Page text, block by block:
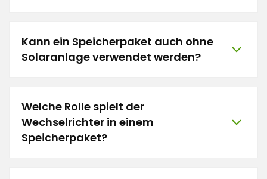
Kann ein Speicherpaket auch ohne
Solaranlage verwendet werden?
Welche Rolle spielt der
Wechselrichter in einem
Speicherpaket?